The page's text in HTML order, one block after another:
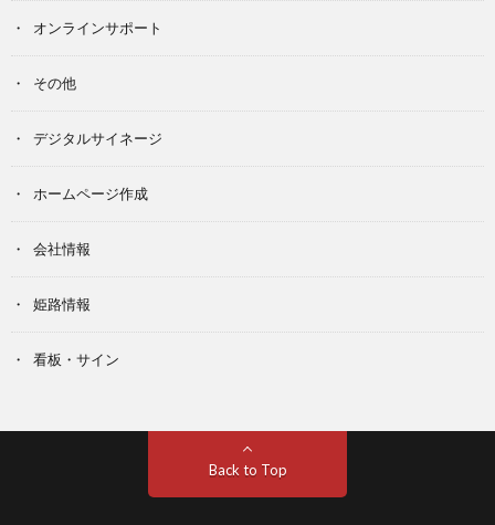
オンラインサポート
その他
デジタルサイネージ
ホームページ作成
会社情報
姫路情報
看板・サイン
Back to Top